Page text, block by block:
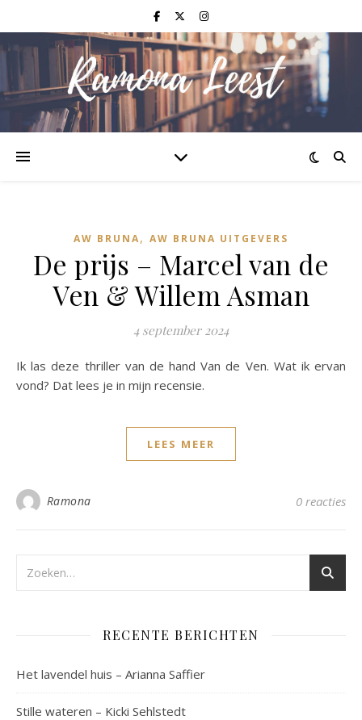
AW BRUNA, AW BRUNA UITGEVERS
De prijs – Marcel van de
Ven & Willem Asman
4 september 2024
Ik las deze thriller van de hand Van de Ven. Wat ik ervan
vond? Dat lees je in mijn recensie.
LEES MEER
Ramona 0 reacties
RECENTE BERICHTEN
Het lavendel huis – Arianna Saffier
Stille wateren – Kicki Sehlstedt